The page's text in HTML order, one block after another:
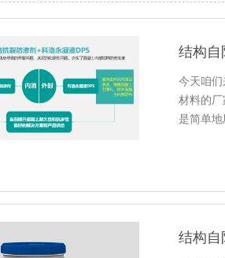
结构自
今天咱
材料的
是简单
结构自